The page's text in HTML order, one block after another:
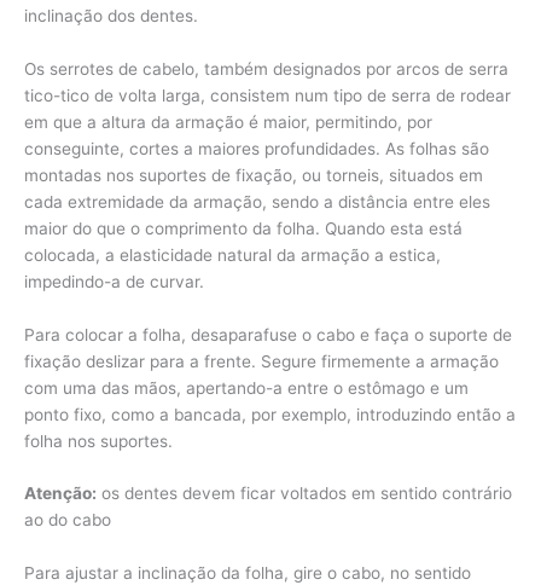
inclinação dos dentes.
Os serrotes de cabelo, também designados por arcos de serra
tico-tico de volta larga, consistem num tipo de serra de rodear
em que a altura da armação é maior, permitindo, por
conseguinte, cortes a maiores profundidades. As folhas são
montadas nos suportes de fixação, ou torneis, situados em
cada extremidade da armação, sendo a distância entre eles
maior do que o comprimento da folha. Quando esta está
colocada, a elasticidade natural da armação a estica,
impedindo-a de curvar.
Para colocar a folha, desaparafuse o cabo e faça o suporte de
fixação deslizar para a frente. Segure firmemente a armação
com uma das mãos, apertando-a entre o estômago e um
ponto fixo, como a bancada, por exemplo, introduzindo então a
folha nos suportes.
Atenção: os dentes devem ficar voltados em sentido contrário
ao do cabo
Para ajustar a inclinação da folha, gire o cabo, no sentido